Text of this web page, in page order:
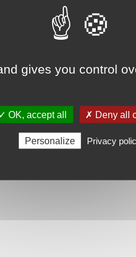
gives you control
✓ OK, accept all ✗ Deny all
Personalize Privacy